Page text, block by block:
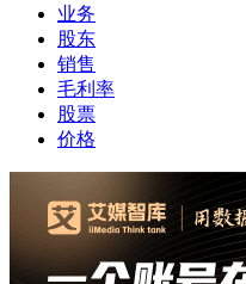
业务
股东
销售
毛利率
股票
价格